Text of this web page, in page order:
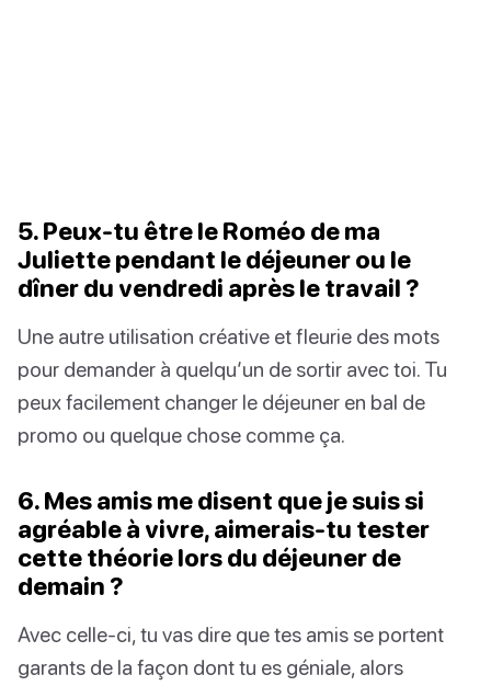
5. Peux-tu être le Roméo de ma
Juliette pendant le déjeuner ou le
dîner du vendredi après le travail ?
Une autre utilisation créative et fleurie des mots
pour demander à quelqu’un de sortir avec toi. Tu
peux facilement changer le déjeuner en bal de
promo ou quelque chose comme ça.
6. Mes amis me disent que je suis si
agréable à vivre, aimerais-tu tester
cette théorie lors du déjeuner de
demain ?
Avec celle-ci, tu vas dire que tes amis se portent
garants de la façon dont tu es géniale, alors